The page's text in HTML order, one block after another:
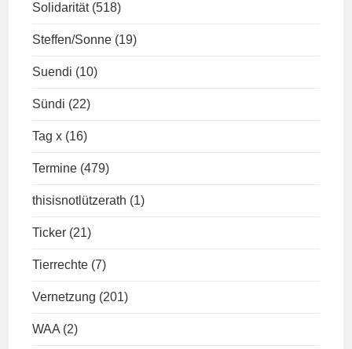
Solidarität (518)
Steffen/Sonne (19)
Suendi (10)
Sündi (22)
Tag x (16)
Termine (479)
thisisnotlützerath (1)
Ticker (21)
Tierrechte (7)
Vernetzung (201)
WAA (2)